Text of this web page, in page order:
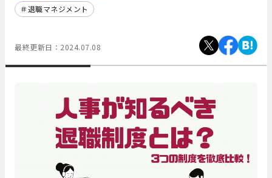
退職マネジメント
最終更新日： 2024.07.08